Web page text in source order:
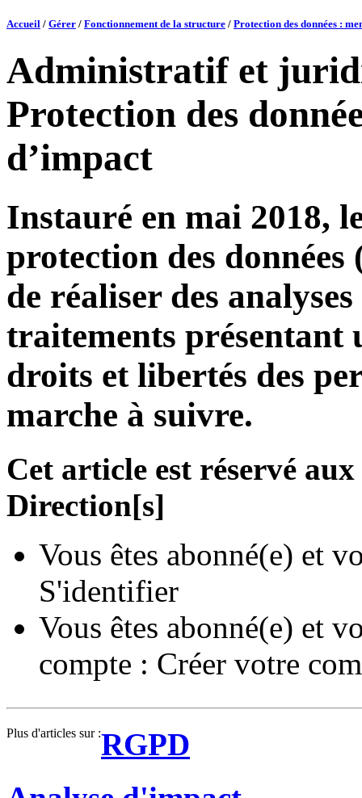
Accueil / Gérer / Fonctionnement de la structure / Protection des données :
Administratif et
Protection des
d’impact
Instauré en mai 2018,
protection des données
de réaliser des
traitements présentant
droits et libertés des
marche à suivre.
Cet article est réservé
Direction[s]
Vous êtes abonné(e) et
S'identifier
Vous êtes abonné(e) et
compte : Créer votre
Plus d'articles sur :RGPD